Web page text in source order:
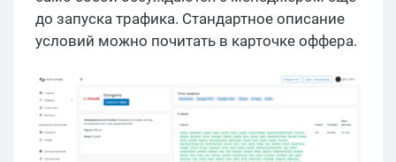
до запуска трафика. Стандартное описание
условий можно почитать в карточке оффера.